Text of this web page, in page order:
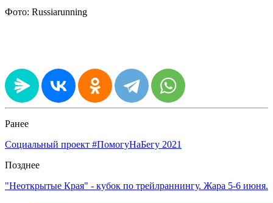
Фото: Russiarunning
Ранее
Социальный проект #ПомогуНаБегу 2021
Позднее
"Неоткрытые Края" - кубок по трейлраннингу. Жара 5-6 июня.